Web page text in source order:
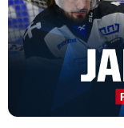
Úterý 18.
Labem, které se
listopadu, bylo z
.
termínu, Bruslaři
v Kotlině ve